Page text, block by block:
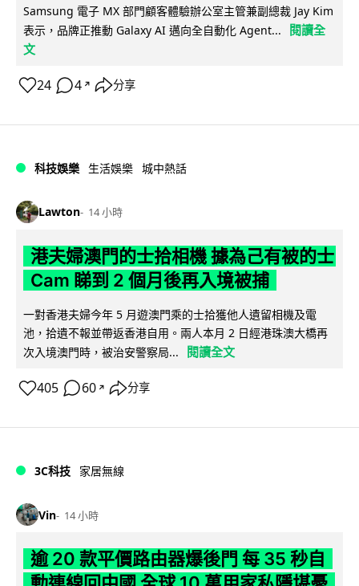
Samsung 電子 MX 部門顧客體驗辦公室主管兼副總裁 Jay Kim
表示，品牌正推動 Galaxy AI 邁向全自動化 Agent...
閱讀全
文
24 4 ↗ 分享
科技娛樂 生活娛樂 城中熱話
Lawton 14 小時
港夫婦澳門的士拾相機 據為己有被的士
Cam 睇到 2 個月後再入境被捕
一對香港夫婦今年 5 月遊澳門乘的士拾獲他人遺留相機及電
池，拾遺不報並帶返香港自用。兩人本月 2 日經港珠澳大橋再
次入境澳門時，被治安警察局...
閱讀全文
405 60 ↗ 分享
3C科技 家居無線
Vin 14 小時
逾 20 款平價路由器爆後門 每 35 秒自